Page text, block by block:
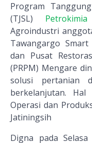
Program
(TJSL)
Agroindustri
Tawangargo Smart
dan Pusat
(PRPM) Mengare
solusi pertanian
berkelanjutan.
Operasi dan
Jatiningsih
Digna pada